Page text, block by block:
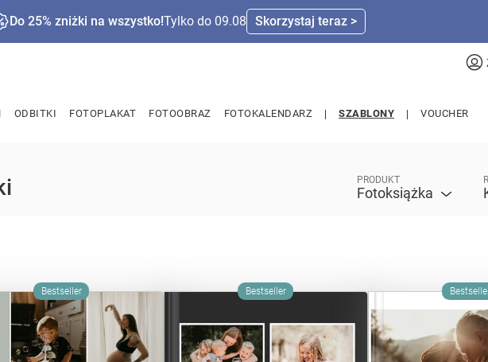
Do 25% zniżki na wszystko!Tylko do 09.08 Skorzystaj teraz >
ODBITKI FOTOPLAKAT FOTOOBRAZ FOTOKALENDARZ SZABLONY VOUCHER
PRODUKT
Fotoksiążka
Bestseller Bestseller